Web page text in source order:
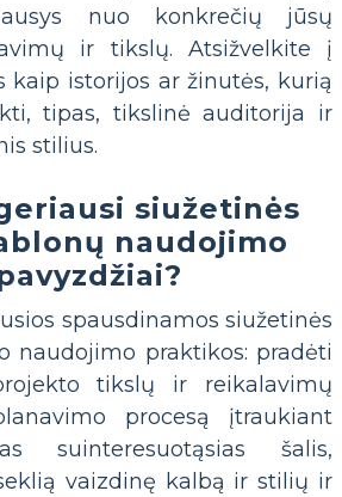
nuo konkrečių jūsų
ir tikslų. Atsižvelkite į
kaip istorijos ar žinutės, kurią
tipas, tikslinė auditorija ir
stilius.
siužetinės
naudojimo
spausdinamos siužetinės
naudojimo praktikos: pradėti
tikslų ir reikalavimų
procesą įtraukiant
suinteresuotąsias šalis,
vaizdinę kalbą ir stilių ir